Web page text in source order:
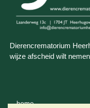
Dierencrematorium
wijze afscheid wilt
home